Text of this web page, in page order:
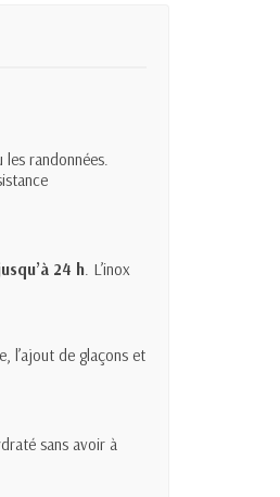
randonnées.
24 h . L’inox
l’ajout de glaçons et
sans avoir à